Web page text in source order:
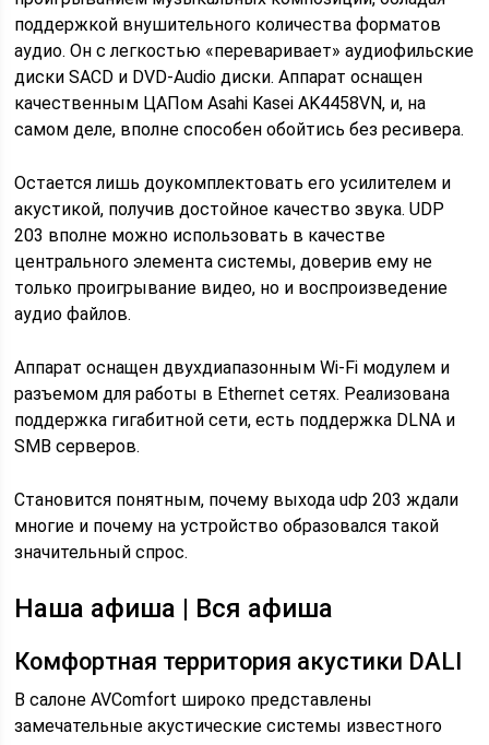
поддержкой внушительного количества форматов
аудио. Он с легкостью «переваривает» аудиофильские
диски SACD и DVD-Audio диски. Аппарат оснащен
качественным ЦАПом Asahi Kasei AK4458VN, и, на
самом деле, вполне способен обойтись без ресивера.
Остается лишь доукомплектовать его усилителем и
акустикой, получив достойное качество звука. UDP
203 вполне можно использовать в качестве
центрального элемента системы, доверив ему не
только проигрывание видео, но и воспроизведение
аудио файлов.
Аппарат оснащен двухдиапазонным Wi-Fi модулем и
разъемом для работы в Ethernet сетях. Реализована
поддержка гигабитной сети, есть поддержка DLNA и
SMB серверов.
Становится понятным, почему выхода udp 203 ждали
многие и почему на устройство образовался такой
значительный спрос.
Наша афиша | Вся афиша
Комфортная территория акустики DALI
В салоне AVComfort широко представлены
замечательные акустические системы известного